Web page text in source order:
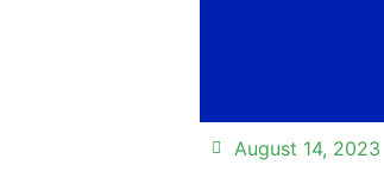
August 14, 2023